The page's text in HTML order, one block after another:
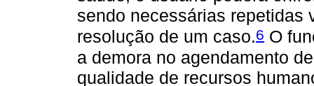
sendo necessárias repetidas
resolução de um caso.6 O
a demora no agendamento
qualidade de recursos